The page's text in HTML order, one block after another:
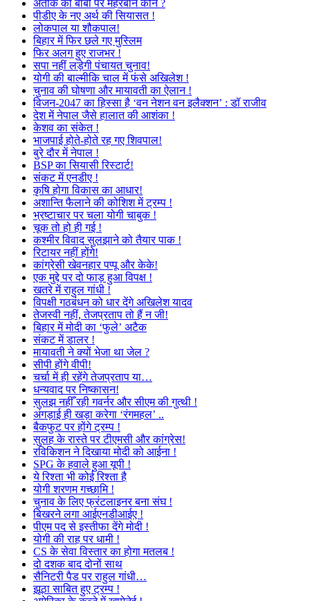
अतीक की बीबी पर मेहरबान कौन ?
पीडीए के नए अर्थ की सियासत !
लोकपाल या शौकपाल!
बिहार में फिर छले गए मुस्लिम
फिर अलग हुए राजभर !
सपा नहीं लड़ेगी पंचायत चुनाव!
योगी की बाल्मीकि चाल में फंसे अखिलेश !
चुनाव की घोषणा और मायावती का ऐलान !
विजन-2047 का हिस्सा है ‘वन नेशन वन इलैक्शन’ : डॉ राजीव
देश में नेपाल जैसे हालात की आशंका !
केशव का संकेत !
भाजपाई होते-होते रह गए शिवपाल!
बुरे दौर में नेपाल !
BSP का सियासी रिस्टार्ट!
संकट में एनडीए !
कृषि होगा विकास का आधार!
अशान्ति फैलाने की कोशिश में ट्रम्प !
भ्रष्टाचार पर चला योगी चाबुक !
चूक तो हो ही गई !
कश्मीर विवाद सुलझाने को तैयार पाक !
रिटायर नहीं होंगे!
कांग्रेसी खेवनहार पप्पू और केके!
एक मुद्दे पर दो फाड़ हुआ विपक्ष !
खतरे में राहुल गांधी !
विपक्षी गठबंधन को धार देंगे अखिलेश यादव
तेजस्वी नहीं, तेजप्रताप तो हैं न जी!
बिहार में मोदी का ‘फुले’ अटैक
संकट में डालर !
मायावती ने क्यों भेजा था जेल ?
सीपी होंगे वीपी!
चर्चा में ही रहेंगे तेजप्रताप या…
धन्यवाद पर निष्कासन!
सुलझ नहीँ रही गवर्नर और सीएम की गुत्थी !
अंगड़ाई ही खड़ा करेगा ‘रंगमहल’ ..
बैकफुट पर होंगे ट्रम्प !
सुलह के रास्ते पर टीएमसी और कांग्रेस!
रविकिशन ने दिखाया मोदी को आईना !
SPG के हवाले हुआ यूपी !
ये रिश्ता भी कोई रिश्ता है
योगी शरणम गच्छामि !
चुनाव के लिए फ्रंटलाइनर बना संघ !
बिखरने लगा आईएनडीआईए !
पीएम पद से इस्तीफा देंगे मोदी !
योगी की राह पर धामी !
CS के सेवा विस्तार का होगा मतलब !
दो दशक बाद दोनों साथ
सैनिटरी पैड पर राहुल गांधी…
झूठा साबित हुए ट्रम्प !